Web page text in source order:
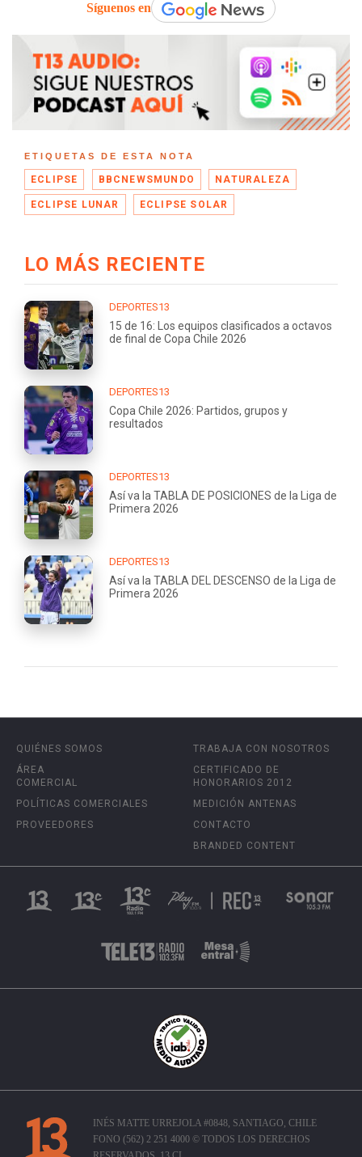
Síguenos en
ETIQUETAS DE ESTA NOTA
ECLIPSE BBCNEWSMUNDO NATURALEZA
ECLIPSE LUNAR ECLIPSE SOLAR
LO MÁS RECIENTE
DEPORTES13
15 de 16: Los equipos clasificados a octavos
de final de Copa Chile 2026
DEPORTES13
Copa Chile 2026: Partidos, grupos y
resultados
DEPORTES13
Así va la TABLA DE POSICIONES de la Liga de
Primera 2026
DEPORTES13
Así va la TABLA DEL DESCENSO de la Liga de
Primera 2026
QUIÉNES SOMOS
ÁREA
COMERCIAL
POLÍTICAS COMERCIALES
PROVEEDORES
TRABAJA CON NOSOTROS
CERTIFICADO DE
HONORARIOS 2012
MEDICIÓN ANTENAS
CONTACTO
BRANDED CONTENT
INÉS MATTE URREJOLA #0848, SANTIAGO, CHILE
FONO (562) 2 251 4000 © TODOS LOS DERECHOS